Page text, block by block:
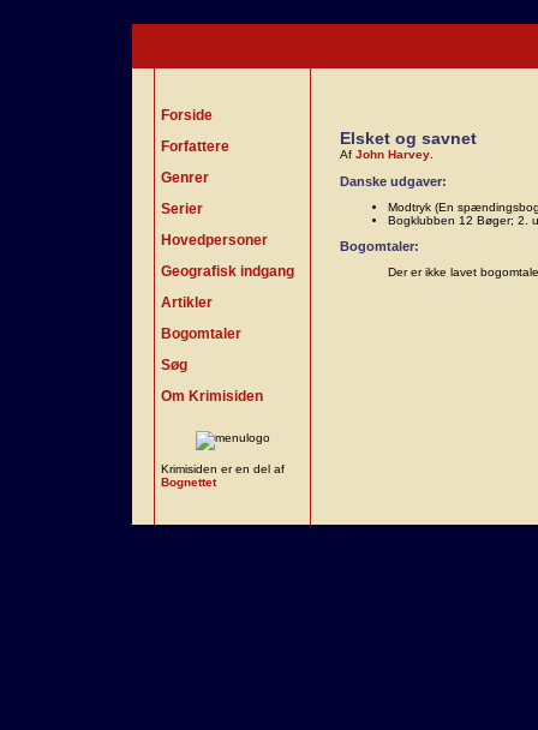
Forside
Forfattere
Genrer
Serier
Hovedpersoner
Geografisk indgang
Artikler
Bogomtaler
Søg
Om Krimisiden
Krimisiden er en del af
Bognettet
Elsket og savnet
Af John Harvey
Danske udgaver:
Modtryk (En
Bogklubben 12 Bøger; 2.
Bogomtaler:
Der er ikke lavet